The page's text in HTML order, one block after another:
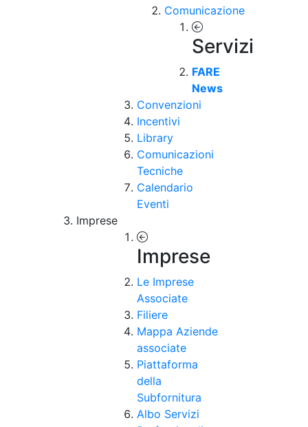
Comunicazione
Servizi
FARE
News
Convenzioni
Incentivi
Library
Comunicazioni
Tecniche
Calendario
Eventi
Imprese
Imprese
Le Imprese
Associate
Filiere
Mappa Aziende
associate
Piattaforma
della
Subfornitura
Albo Servizi